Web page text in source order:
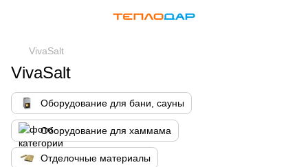
VivaSalt
VivaSalt
Оборудование для бани, сауны
Оборудование для хаммама
Отделочные материалы